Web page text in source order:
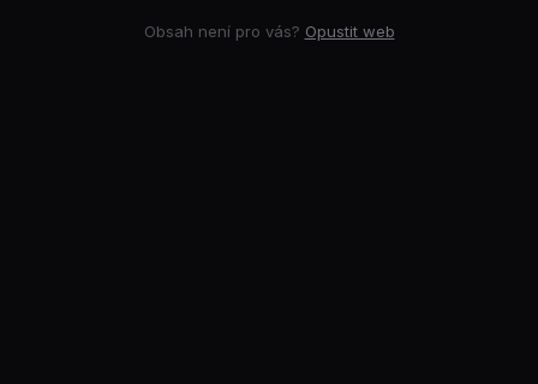
Obsah není pro vás? Opustit web